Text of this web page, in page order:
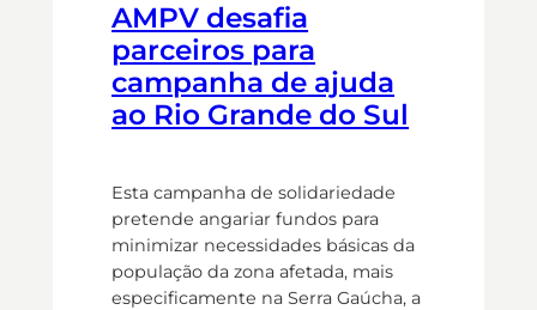
AMPV desafia
parceiros para
campanha de ajuda
ao Rio Grande do Sul
Esta campanha de solidariedade
pretende angariar fundos para
minimizar necessidades básicas da
população da zona afetada, mais
especificamente na Serra Gaúcha, a